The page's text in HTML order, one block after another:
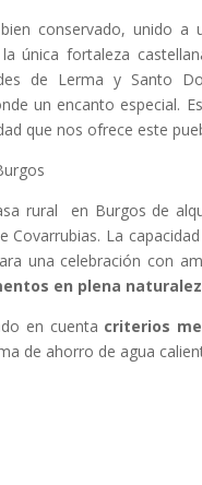
conservado, unido
única fortaleza
de Lerma y Santo
un encanto especial.
que nos ofrece este
rural en Burgos de
Covarrubias. La
una celebración con
en plena
en cuenta criterios
de ahorro de agua